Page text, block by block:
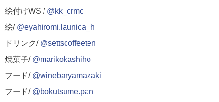
絵付けWS / @kk_crmc
絵/ @eyahiromi.launica_h
ドリンク/ @settscoffeeten
焼菓子/ @marikokashiho
フード/ @winebaryamazaki
フード/ @bokutsume.pan